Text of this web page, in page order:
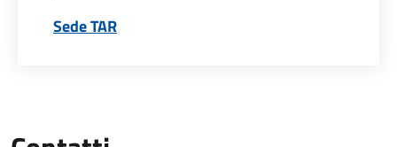
Sede TAR